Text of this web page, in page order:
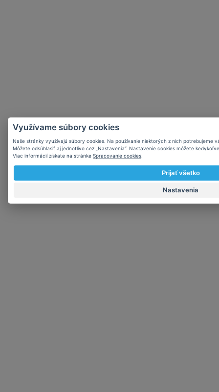
Využívame súbory cookies
Naše stránky využívajú súbory cookies. Na používanie niektorých z nich potrebujeme
Môžete odsúhlasiť aj jednotlivo cez „Nastavenia“. Nastavenie cookies môžete
Viac informácií získate na stránke Spracovanie cookies.
Prijať všetko
Nastavenia